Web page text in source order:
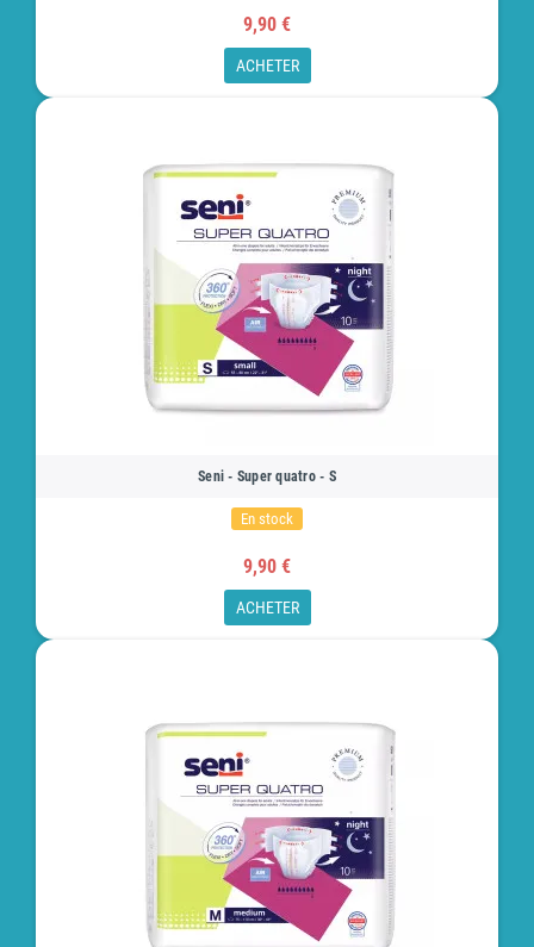
9,90 €
ACHETER
Seni - Super quatro - S
En stock
9,90 €
ACHETER